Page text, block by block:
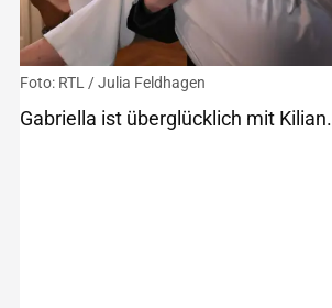
Foto: RTL / Julia Feldhagen
Gabriella ist überglücklich mit Kilian.